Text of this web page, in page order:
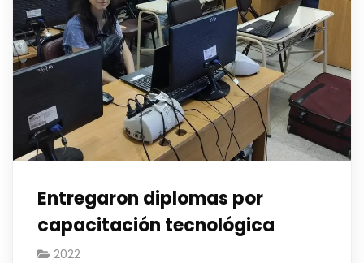
Entregaron diplomas por
capacitación tecnológica
2022